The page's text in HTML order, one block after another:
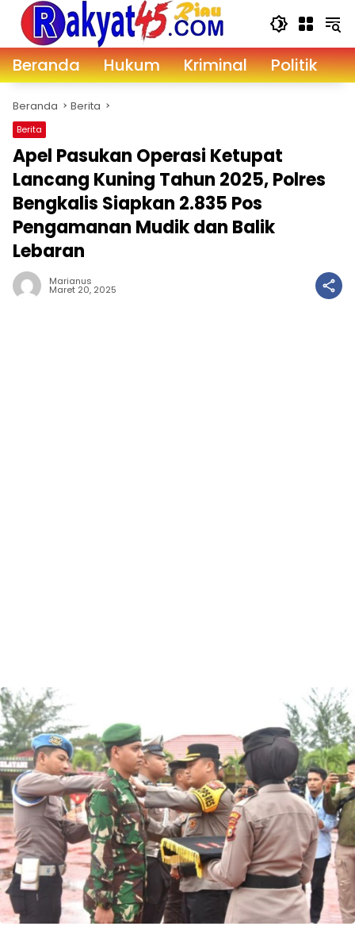
Langsung
konten
Beranda Hukum Kriminal Politik
Beranda Berita
Berita
Apel Pasukan Operasi Ketupat
Lancang Kuning Tahun 2025, Polres
Bengkalis Siapkan 2.835 Pos
Pengamanan Mudik dan Balik
Lebaran
Marianus
Maret 20, 2025